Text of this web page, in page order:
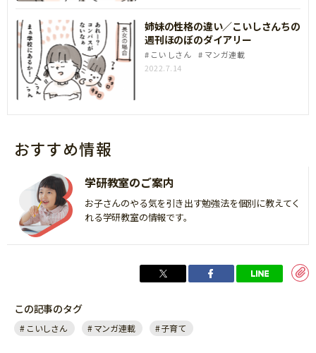
姉妹の性格の違い／こいしさんちの
週刊ほのぼのダイアリー
こいしさん
マンガ連載
2022.7.14
おすすめ情報
学研教室のご案内
お子さんのやる気を引き出す勉強法を個別に教えてく
れる学研教室の情報です。
この記事のタグ
こいしさん マンガ連載 子育て